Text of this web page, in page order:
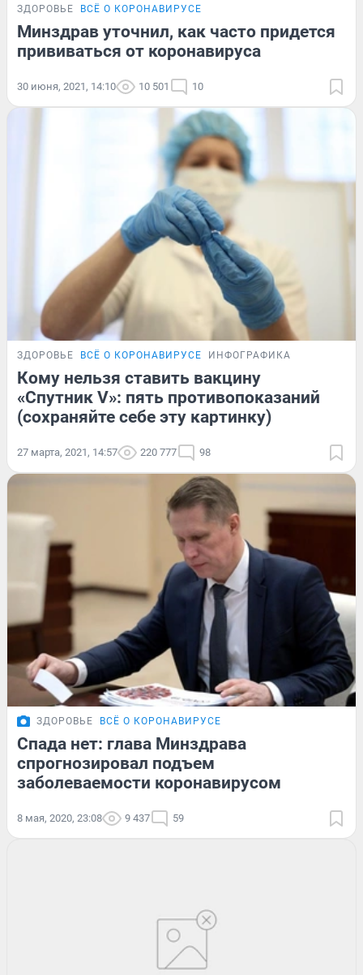
ЗДОРОВЬЕ ВСЁ О КОРОНАВИРУСЕ
Минздрав уточнил, как часто придется
прививаться от коронавируса
30 июня, 2021, 14:10 10 501 10
ЗДОРОВЬЕ ВСЁ О КОРОНАВИРУСЕ ИНФОГРАФИКА
Кому нельзя ставить вакцину
«Спутник V»: пять противопоказаний
(сохраняйте себе эту картинку)
27 марта, 2021, 14:57 220 777 98
ЗДОРОВЬЕ ВСЁ О КОРОНАВИРУСЕ
Спада нет: глава Минздрава
спрогнозировал подъем
заболеваемости коронавирусом
8 мая, 2020, 23:08 9 437 59